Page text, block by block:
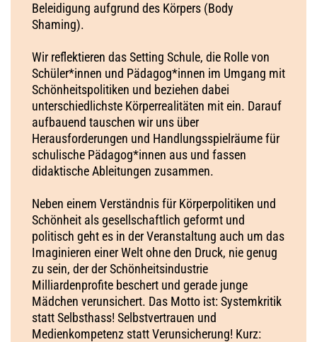
Beleidigung aufgrund des Körpers (Body
Shaming).
Wir reflektieren das Setting Schule, die Rolle von
Schüler*innen und Pädagog*innen im Umgang mit
Schönheitspolitiken und beziehen dabei
unterschiedlichste Körperrealitäten mit ein. Darauf
aufbauend tauschen wir uns über
Herausforderungen und Handlungsspielräume für
schulische Pädagog*innen aus und fassen
didaktische Ableitungen zusammen.
Neben einem Verständnis für Körperpolitiken und
Schönheit als gesellschaftlich geformt und
politisch geht es in der Veranstaltung auch um das
Imaginieren einer Welt ohne den Druck, nie genug
zu sein, der der Schönheitsindustrie
Milliardenprofite beschert und gerade junge
Mädchen verunsichert. Das Motto ist: Systemkritik
statt Selbsthass! Selbstvertrauen und
Medienkompetenz statt Verunsicherung! Kurz: